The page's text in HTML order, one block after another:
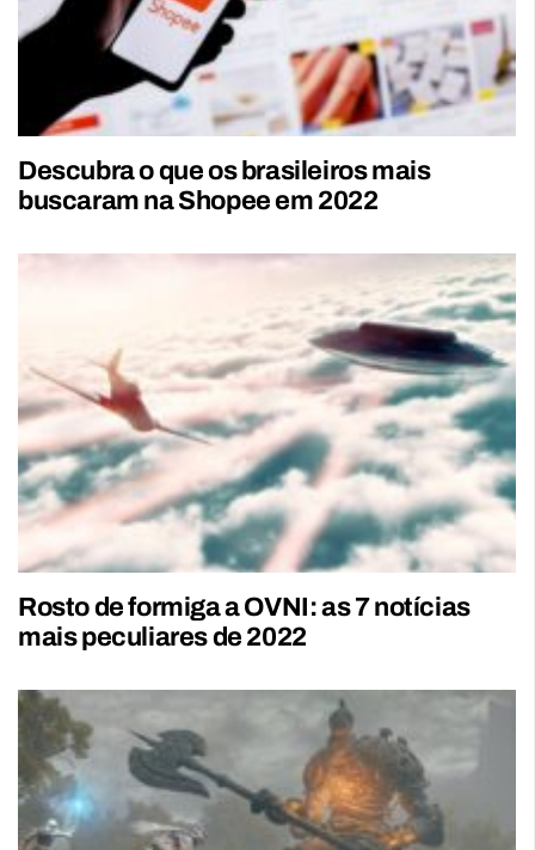
Descubra o que os brasileiros mais
buscaram na Shopee em 2022
Rosto de formiga a OVNI: as 7 notícias
mais peculiares de 2022